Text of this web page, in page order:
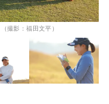
撮影：福田文平）